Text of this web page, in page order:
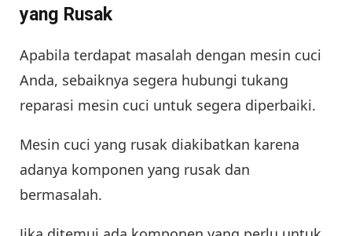
yang Rusak
Apabila terdapat masalah dengan mesin cuci
Anda, sebaiknya segera hubungi tukang
reparasi mesin cuci untuk segera diperbaiki.
Mesin cuci yang rusak diakibatkan karena
adanya komponen yang rusak dan
bermasalah.